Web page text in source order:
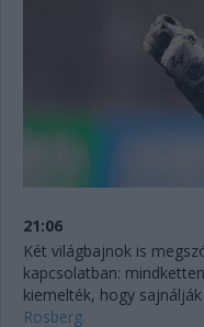
21:06
Két világbajnok is
kapcsolatban:
kiemelték, hogy
Rosberg.